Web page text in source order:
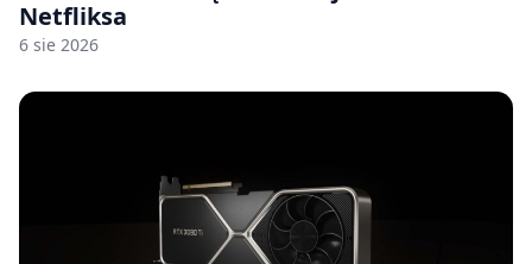
Netfliksa
6 sie 2026